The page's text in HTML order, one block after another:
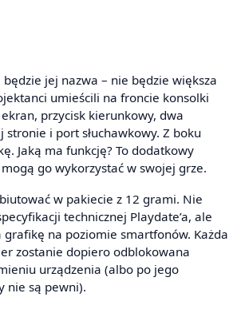
jej nazwa – nie będzie większa
umieścili na froncie konsolki
ekran, przycisk kierunkowy, dwa
stronie i port słuchawkowy. Z boku
Jaką ma funkcję? To dodatkowy
go wykorzystać w swojej grze.
w pakiecie z 12 grami. Nie
technicznej Playdate’a, ale
grafikę na poziomie smartfonów. Każda
zostanie dopiero odblokowana
urządzenia (albo po jego
nie są pewni).